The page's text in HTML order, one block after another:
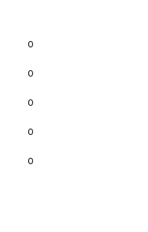
0
0
0
0
0